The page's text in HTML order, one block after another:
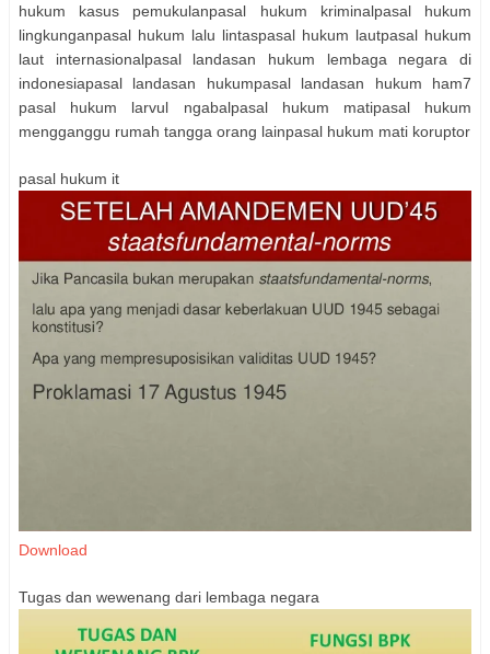
hukum kasus pemukulanpasal hukum kriminalpasal hukum
lingkunganpasal hukum lalu lintaspasal hukum lautpasal hukum
laut internasionalpasal landasan hukum lembaga negara di
indonesiapasal landasan hukumpasal landasan hukum ham7
pasal hukum larvul ngabalpasal hukum matipasal hukum
mengganggu rumah tangga orang lainpasal hukum mati koruptor
pasal hukum it
Download
Tugas dan wewenang dari lembaga negara